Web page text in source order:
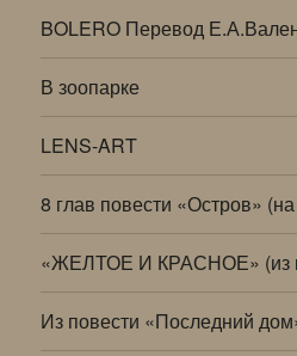
BOLERO Перевод
В зоопарке
LENS-ART
8 глав повести «Остров»
«ЖЕЛТОЕ И КРАСНОЕ» (из
Из повести «Последний